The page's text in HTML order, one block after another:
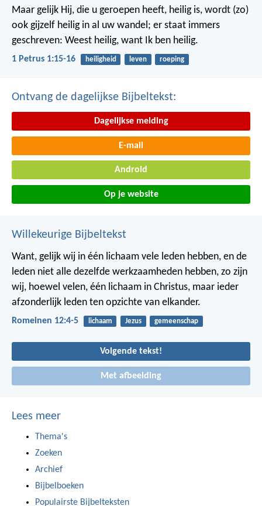
Maar gelijk Hij, die u geroepen heeft, heilig is, wordt (zo)
ook gijzelf heilig in al uw wandel; er staat immers
geschreven: Weest heilig, want Ik ben heilig.
1 Petrus 1:15-16 heiligheid leven roeping
Ontvang de dagelijkse Bijbeltekst:
Dagelijkse melding
E-mail
Android
Op je website
Willekeurige Bijbeltekst
Want, gelijk wij in één lichaam vele leden hebben, en de
leden niet alle dezelfde werkzaamheden hebben, zo zijn
wij, hoewel velen, één lichaam in Christus, maar ieder
afzonderlijk leden ten opzichte van elkander.
Romeinen 12:4-5 lichaam Jezus gemeenschap
Volgende tekst!
Met afbeelding
Lees meer
Thema's
Zoeken
Archief
Bijbelboeken
Populairste Bijbelteksten